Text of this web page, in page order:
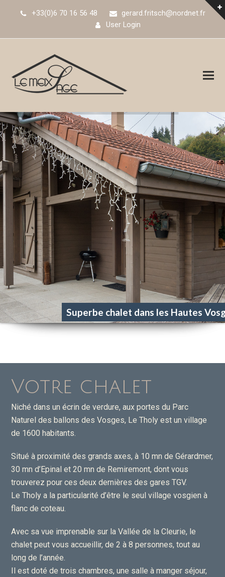
+33(0)6 70 16 56 48
gerard.fritsch@nordnet.fr
User Login
Superbe chalet dans les Hautes
Votre chalet
Niché dans un écrin de verdure, aux portes du Parc
Naturel des ballons des Vosges, Le Tholy est un village
de 1600 habitants.
Situé à proximité des grands axes, à 10 mn de Gérardmer,
30 mn d’Epinal et 20 mn de Remiremont, dont vous
trouverez pour ces deux dernières des gares TGV.
Le Tholy a la particularité d’être le seul village vosgien à
flanc de coteau.
Avec sa vue imprenable sur la Vallée de la Cleurie, le
chalet peut vous accueillir, de 2 à 8 personnes, tout au
long de l’année.
Il est doté de trois chambres, une salle à manger séjour,